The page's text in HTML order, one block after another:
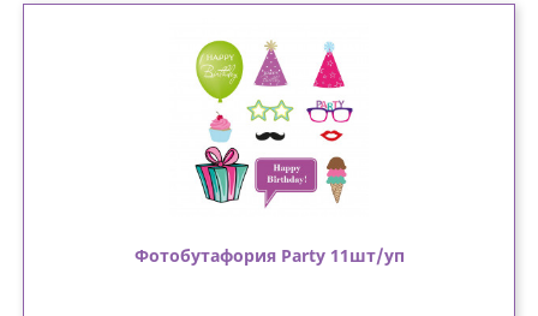
Фотобутафория Party 11шт/уп